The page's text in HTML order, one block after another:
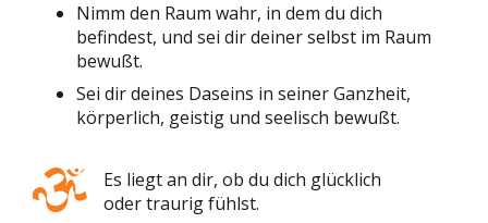
Nimm den Raum wahr, in dem du dich
befindest, und sei dir deiner selbst im Raum
bewußt.
Sei dir deines Daseins in seiner Ganzheit,
körperlich, geistig und seelisch bewußt.
Es liegt an dir, ob du dich glücklich
oder traurig fühlst.